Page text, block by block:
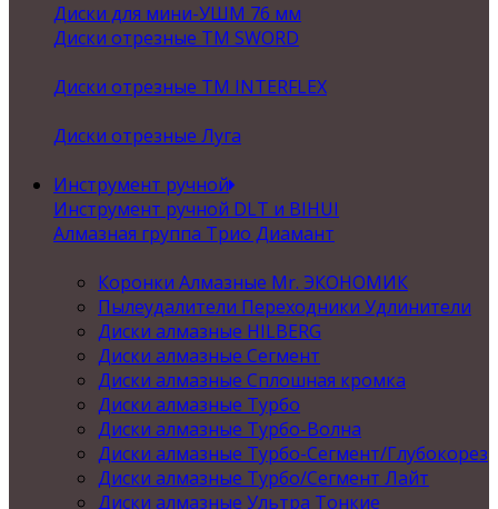
Диски для мини-УШМ 76 мм
Диски отрезные ТМ SWORD
Диски отрезные ТМ INTERFLEX
Диски отрезные Луга
Инструмент ручной
Инструмент ручной DLT и BIHUI
Алмазная группа Трио Диамант
Коронки Алмазные Mr. ЭКОНОМИК
Пылеудалители Переходники Удлинители
Диски алмазные HILBERG
Диски алмазные Сегмент
Диски алмазные Сплошная кромка
Диски алмазные Турбо
Диски алмазные Турбо-Волна
Диски алмазные Турбо-Сегмент/Глубокорез
Диски алмазные Турбо/Сегмент Лайт
Диски алмазные Ультра Тонкие